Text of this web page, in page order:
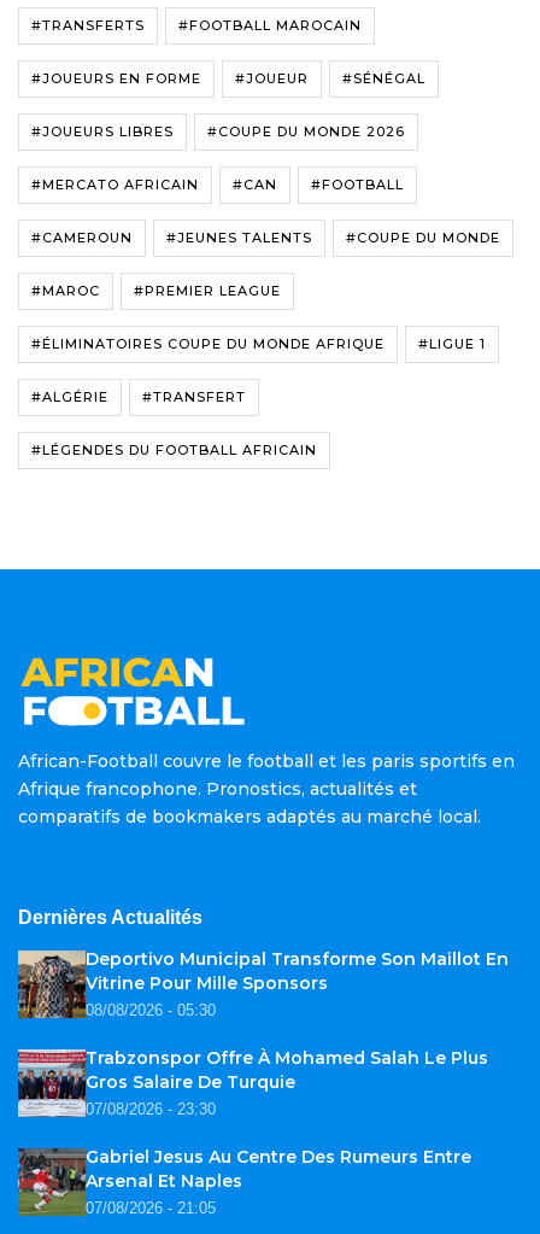
#TRANSFERTS #FOOTBALL MAROCAIN
#JOUEURS EN FORME #JOUEUR #SÉNÉGAL
#JOUEURS LIBRES #COUPE DU MONDE 2026
#MERCATO AFRICAIN #CAN #FOOTBALL
#CAMEROUN #JEUNES TALENTS #COUPE DU MONDE
#MAROC #PREMIER LEAGUE
#ÉLIMINATOIRES COUPE DU MONDE AFRIQUE #LIGUE 1
#ALGÉRIE #TRANSFERT
#LÉGENDES DU FOOTBALL AFRICAIN
African-Football couvre le football et les paris sportifs en
Afrique francophone. Pronostics, actualités et
comparatifs de bookmakers adaptés au marché local.
Dernières Actualités
Deportivo Municipal Transforme Son Maillot En
Vitrine Pour Mille Sponsors
08/08/2026 - 05:30
Trabzonspor Offre À Mohamed Salah Le Plus
Gros Salaire De Turquie
07/08/2026 - 23:30
Gabriel Jesus Au Centre Des Rumeurs Entre
Arsenal Et Naples
07/08/2026 - 21:05